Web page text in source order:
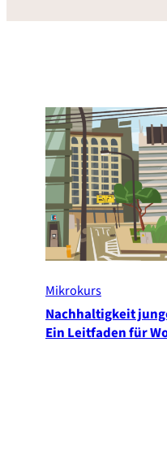
Mikrokurs
Nachhaltigkeit
Ein Leitfaden für